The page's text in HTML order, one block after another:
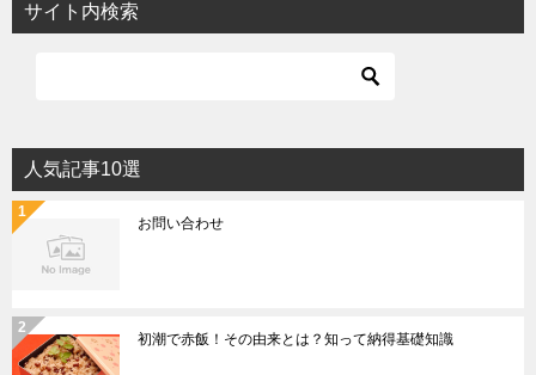
サイト内検索
人気記事10選
お問い合わせ
初潮で赤飯！その由来とは？知って納得基礎知識